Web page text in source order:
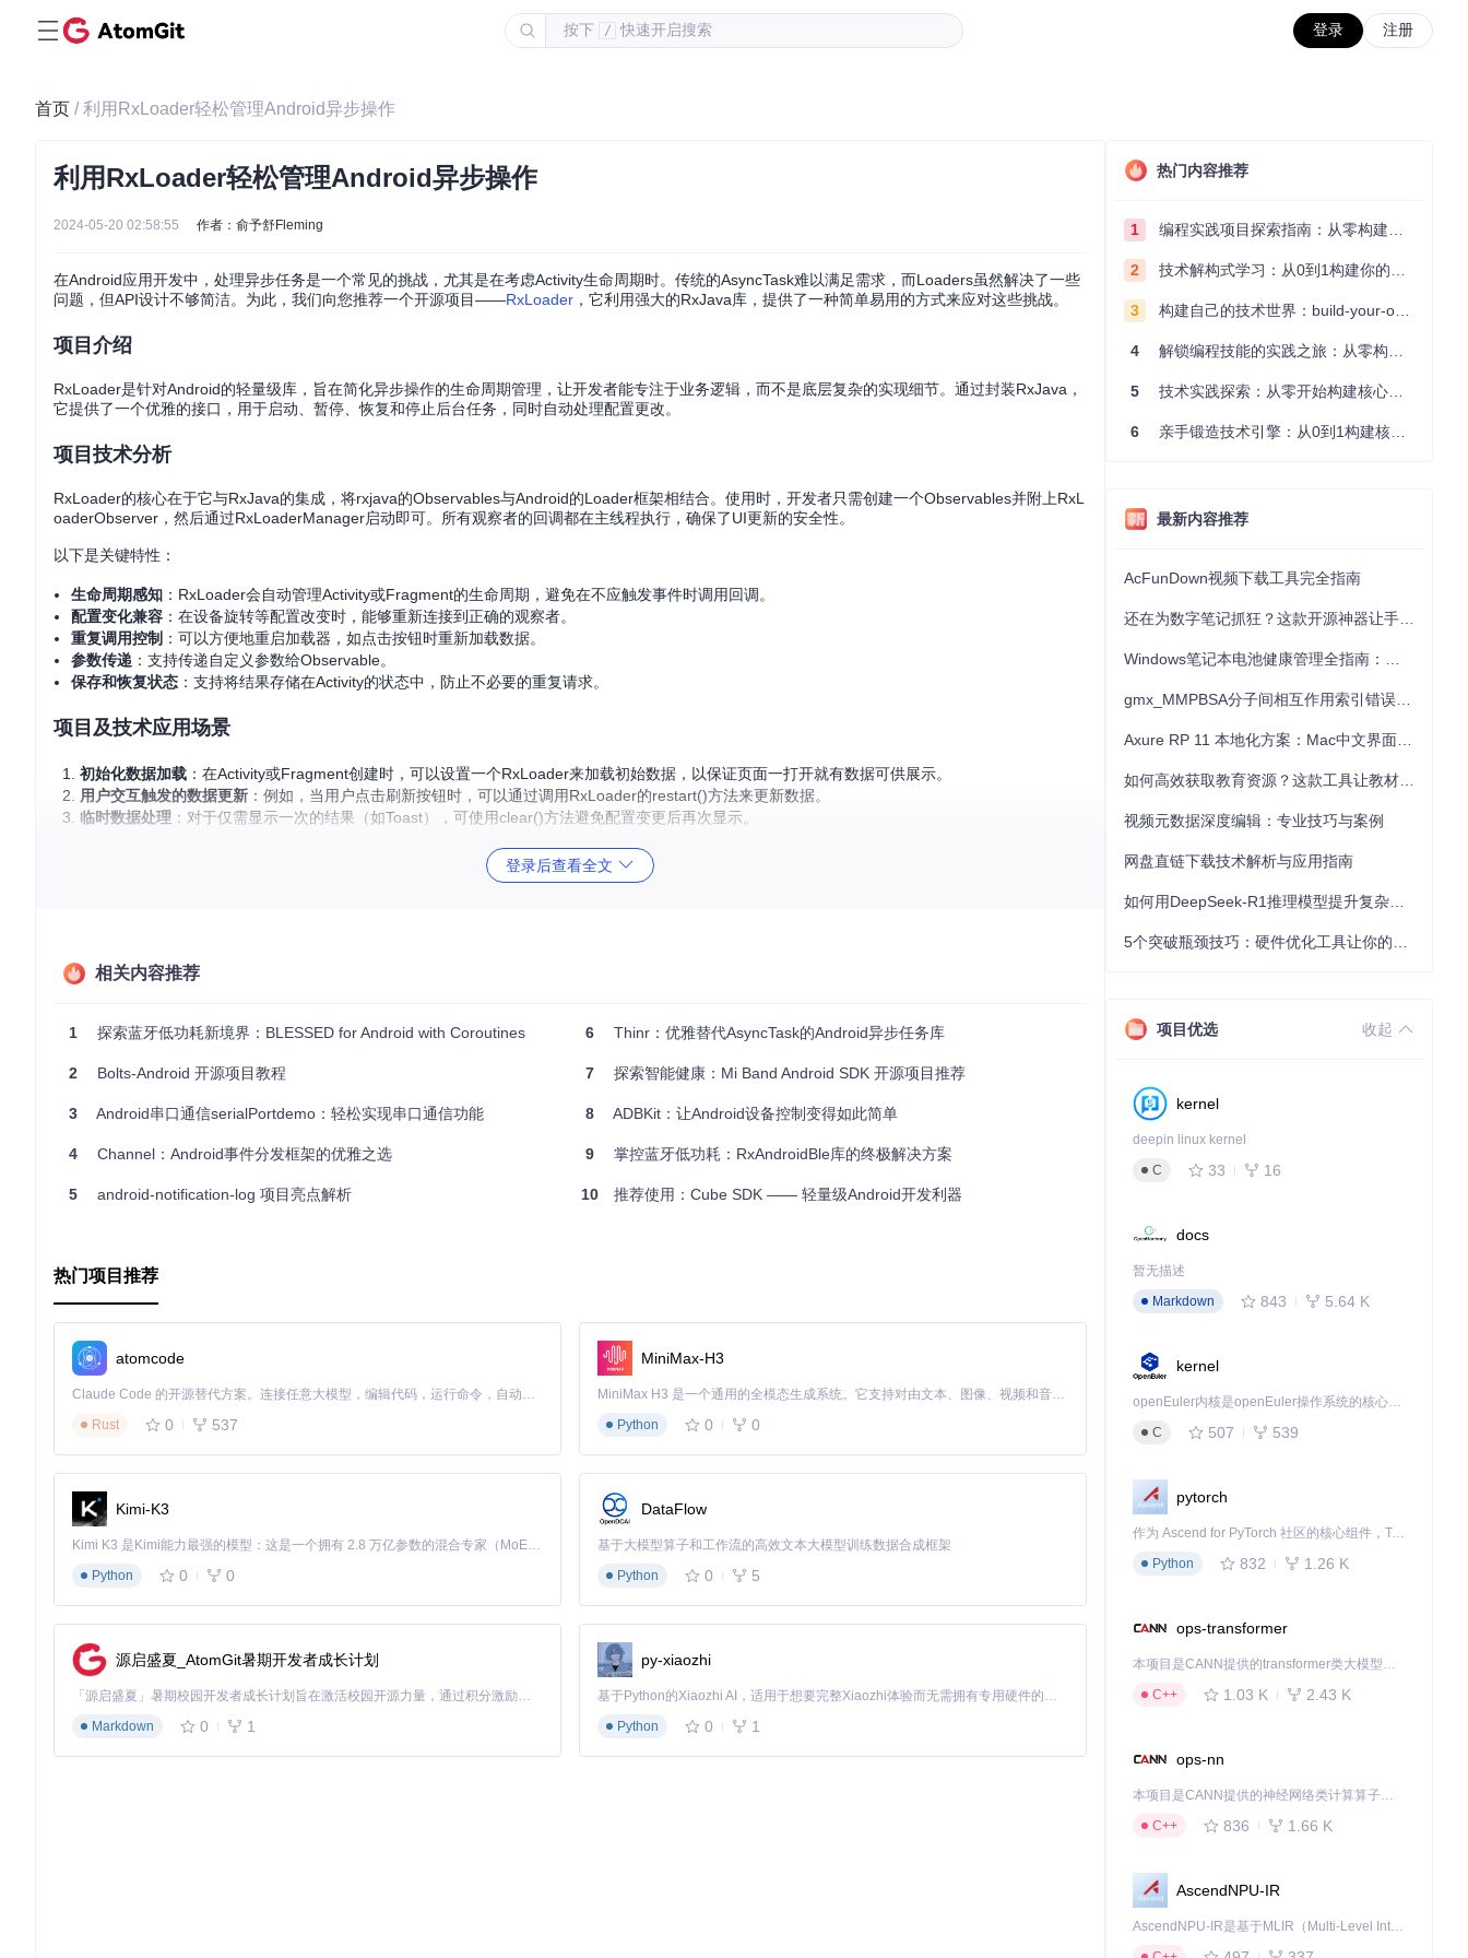
按下 / 快速开启搜索 登录 注册
首页 / 利用RxLoader轻松管理Android异步操作
利用RxLoader轻松管理Android异步操作
2024-05-20 02:58:55 作者：俞予舒Fleming
在Android应用开发中，处理异步任务是一个常见的挑战，尤其是在考虑Activity生命周期时。传统的AsyncTask难以满足需求，而Loaders虽然解决了一些
问题，但API设计不够简洁。为此，我们向您推荐一个开源项目——RxLoader ，它利用强大的RxJava库，提供了一种简单易用的方式来应对这些挑战。
项目介绍
RxLoader是针对Android的轻量级库，旨在简化异步操作的生命周期管理，让开发者能专注于业务逻辑，而不是底层复杂的实现细节。通过封装RxJava，
它提供了一个优雅的接口，用于启动、暂停、恢复和停止后台任务，同时自动处理配置更改。
项目技术分析
RxLoader的核心在于它与RxJava的集成，将rxjava的Observables与Android的Loader框架相结合。使用时，开发者只需创建一个Observables并附上RxL
oaderObserver，然后通过RxLoaderManager启动即可。所有观察者的回调都在主线程执行，确保了UI更新的安全性。
以下是关键特性：
生命周期感知 ：RxLoader会自动管理Activity或Fragment的生命周期，避免在不应触发事件时调用回调。
配置变化兼容 ：在设备旋转等配置改变时，能够重新连接到正确的观察者。
重复调用控制 ：可以方便地重启加载器，如点击按钮时重新加载数据。
参数传递 ：支持传递自定义参数给Observable。
保存和恢复状态 ：支持将结果存储在Activity的状态中，防止不必要的重复请求。
项目及技术应用场景
初始化数据加载 ：在Activity或Fragment创建时，可以设置一个RxLoader来加载初始数据，以保证页面一打开就有数据可供展示。
用户交互触发的数据更新 ：例如，当用户点击刷新按钮时，可以通过调用RxLoader的restart()方法来更新数据。
临时数据处理 ：对于仅需显示一次的结果（如Toast），可使用clear()方法避免配置变更后再次显示。
要开始使用RxLoader，添加依赖项并按照README中的示例代码设置即可。如果你正面临Android异步任务管理的困扰，那么RxLoader可能正是你需要的
请注意，作者建议考虑使用LiveData或者结合AutoDispose的RxJava方案，因为它们可能是更好的现代选择。不过，对于仍在寻找一个简单、有效处理异
步操作的旧项目，RxLoader仍不失为一个值得尝试的选择。
登录后查看全文
相关内容推荐
1 探索蓝牙低功耗新境界：BLESSED for Android with Coroutines
2 Bolts-Android 开源项目教程
3 Android串口通信serialPortdemo：轻松实现串口通信功能
4 Channel：Android事件分发框架的优雅之选
5 android-notification-log 项目亮点解析
6 Thinr：优雅替代AsyncTask的Android异步任务库
7 探索智能健康：Mi Band Android SDK 开源项目推荐
8 ADBKit：让Android设备控制变得如此简单
9 掌控蓝牙低功耗：RxAndroidBle库的终极解决方案
10 推荐使用：Cube SDK —— 轻量级Android开发利器
热门项目推荐
atomcode
Claude Code 的开源替代方案。连接任意大模型，编辑代码，运行命令，自动验证 — 全自动执行。用 Rust 构建，极致性能。 ｜ An open-source alternative to Claude Code. Connect any LLM, edit code, run commands, and verify changes — autonomously. Built in Rust for speed. Get Started
Rust
0 537
MiniMax-H3
MiniMax H3 是一个通用的全模态生成系统。它支持对由文本、图像、视频和音频组成的多模态上下文进行统一理解，并能生成分辨率高达 2K、时长可达 15 秒的带原生立体声音频的视频。得益于面向任务泛化的系统设计，H3 在预训练阶段就已具备广泛的多模态上下文理解与生成能力，能够出色地执行复杂的多模态指令。
Python
0 0
Kimi-K3
Kimi K3 是Kimi能力最强的模型：这是一个拥有 2.8 万亿参数的混合专家（MoE）模型，具备原生视觉理解能力，并支持 100 万 token 的上下文窗口。
Python
0 0
DataFlow
基于大模型算子和工作流的高效文本大模型训练数据合成框架
Python
0 5
源启盛夏_AtomGit暑期开发者成长计划
「源启盛夏」暑期校园开发者成长计划旨在激活校园开源力量，通过积分激励、认证扶持、资源倾斜等形式，引导高校组织和开发者完成「入驻 — 建项目 — 做贡献 — 获认证 — 得资源」的完整闭环。无论你是想带领社团入驻平台的组织者，还是希望用代码贡献证明自己的开发者，都能在这里找到属于你的成长路径。
Markdown
0 1
py-xiaozhi
基于Python的Xiaozhi AI，适用于想要完整Xiaozhi体验而无需拥有专用硬件的用户。
Python
0 1
热门内容推荐
1 编程实践项目探索指南：从零构建技术能力体系
2 技术解构式学习：从0到1构建你的编程知识体系
3 构建自己的技术世界：build-your-own-x项目的实践探索指南
4 解锁编程技能的实践之旅：从零构建你的技术世界
5 技术实践探索：从零开始构建核心系统的实践指南
6 亲手锻造技术引擎：从0到1构建核心系统的实践指南
最新内容推荐
AcFunDown视频下载工具完全指南
视频元数据深度编辑：专业技巧与案例
网盘直链下载技术解析与应用指南
项目优选 收起
kernel
deepin linux kernel
C
33 16
docs
暂无描述
Markdown
843 5.64 K
kernel
openEuler内核是openEuler操作系统的核心，既是系统性能与稳定性的基石，也是连接处理器、设备与服务的桥梁。
C
507 539
pytorch
作为 Ascend for PyTorch 社区的核心组件，TorchNPU 是昇腾专为 PyTorch 打造的深度学习适配插件，使 PyTorch 框架能够直接调用昇腾 NPU，为开发者提供昇腾 AI 处理器的超强算力。
Python
832 1.26 K
ops-transformer
本项目是CANN提供的transformer类大模型算子库，实现网络在NPU上加速计算。
C++
1.03 K 2.43 K
ops-nn
本项目是CANN提供的神经网络类计算算子库，实现网络在NPU上加速计算。
C++
836 1.66 K
AscendNPU-IR
AscendNPU-IR是基于MLIR（Multi-Level Intermediate Representation）构建的，面向昇腾亲和算子编译时使用的中间表示，提供昇腾完备表达能力，通过编译优化提升昇腾AI处理器计算效率，支持通过生态框架使能昇腾AI处理器与深度调优